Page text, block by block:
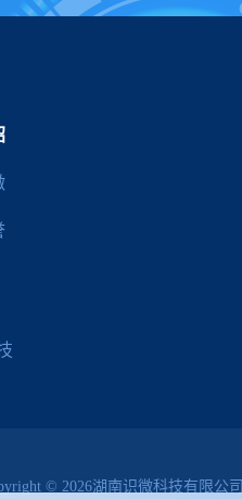
© 2026湖南识微科技有限公司